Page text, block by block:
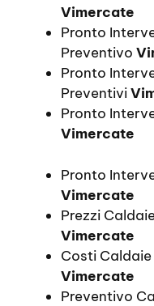
Vimercate
Pronto
Preventivo
Pronto
Preventivi
Pronto
Vimercate
Pronto
Vimercate
Prezzi
Vimercate
Costi
Vimercate
Preventivo